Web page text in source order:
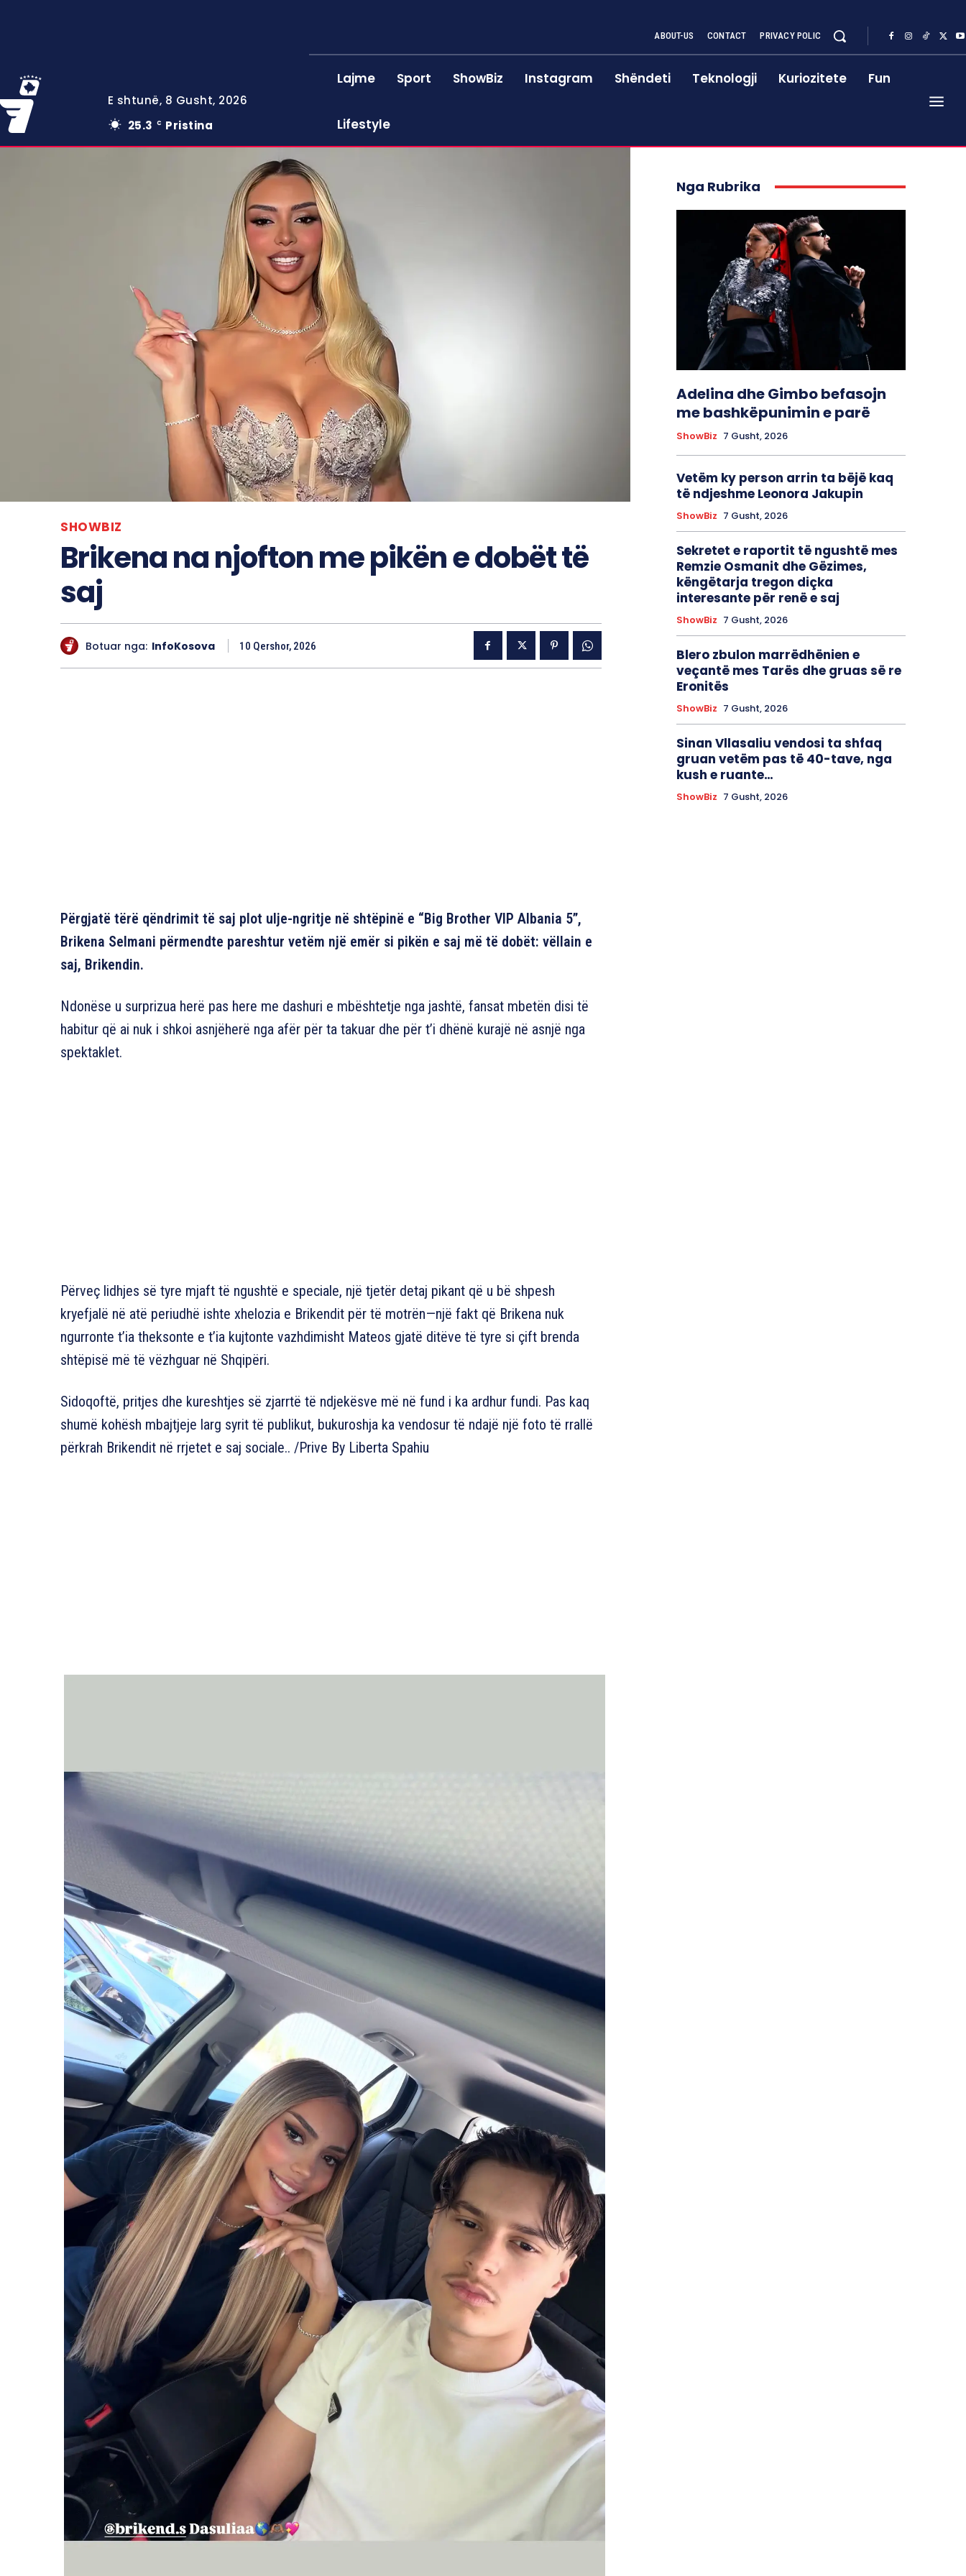
E shtunë, 8 Gusht, 2026
25.3
C Pristina
ABOUT-US CONTACT PRIVACY POLIC
Lajme Sport ShowBiz Instagram Shëndeti Teknologji Kuriozitete Fun
Lifestyle
SHOWBIZ
Brikena na njofton me pikën e dobët të
saj
Botuar nga: InfoKosova 10 Qershor, 2026
Përgjatë tërë qëndrimit të saj plot ulje-ngritje në shtëpinë e “Big Brother VIP Albania 5”,
Brikena Selmani përmendte pareshtur vetëm një emër si pikën e saj më të dobët: vëllain e
saj, Brikendin.
Ndonëse u surprizua herë pas here me dashuri e mbështetje nga jashtë, fansat mbetën disi të
habitur që ai nuk i shkoi asnjëherë nga afër për ta takuar dhe për t’i dhënë kurajë në asnjë nga
spektaklet.
Përveç lidhjes së tyre mjaft të ngushtë e speciale, një tjetër detaj pikant që u bë shpesh
kryefjalë në atë periudhë ishte xhelozia e Brikendit për të motrën—një fakt që Brikena nuk
ngurronte t’ia theksonte e t’ia kujtonte vazhdimisht Mateos gjatë ditëve të tyre si çift brenda
shtëpisë më të vëzhguar në Shqipëri.
Sidoqoftë, pritjes dhe kureshtjes së zjarrtë të ndjekësve më në fund i ka ardhur fundi. Pas kaq
shumë kohësh mbajtjeje larg syrit të publikut, bukuroshja ka vendosur të ndajë një foto të rrallë
përkrah Brikendit në rrjetet e saj sociale.. /Prive By Liberta Spahiu
Nga Rubrika
Adelina dhe Gimbo befasojn
me bashkëpunimin e parë
ShowBiz 7 Gusht, 2026
Vetëm ky person arrin ta bëjë kaq
të ndjeshme Leonora Jakupin
ShowBiz 7 Gusht, 2026
Sekretet e raportit të ngushtë mes
Remzie Osmanit dhe Gëzimes,
këngëtarja tregon diçka
interesante për renë e saj
ShowBiz 7 Gusht, 2026
Blero zbulon marrëdhënien e
veçantë mes Tarës dhe gruas së re
Eronitës
ShowBiz 7 Gusht, 2026
Sinan Vllasaliu vendosi ta shfaq
gruan vetëm pas të 40-tave, nga
kush e ruante…
ShowBiz 7 Gusht, 2026